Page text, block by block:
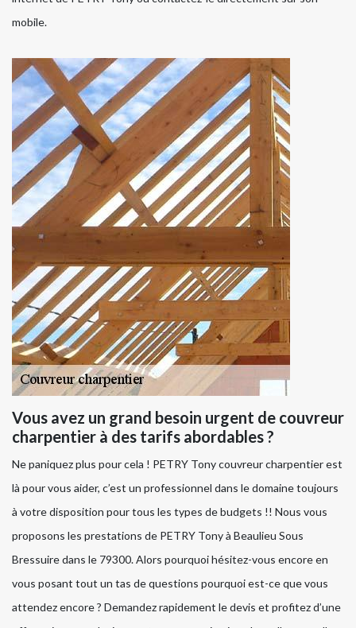
mobile.
Vous avez un grand besoin urgent de couvreur
charpentier à des tarifs abordables ?
Ne paniquez plus pour cela ! PETRY Tony couvreur charpentier est
là pour vous aider, c’est un professionnel dans le domaine toujours
à votre disposition pour tous les types de budgets !! Nous vous
proposons les prestations de PETRY Tony à Beaulieu Sous
Bressuire dans le 79300. Alors pourquoi hésitez-vous encore en
vous posant tout un tas de questions pourquoi est-ce que vous
attendez encore ? Demandez rapidement le devis et profitez d’une